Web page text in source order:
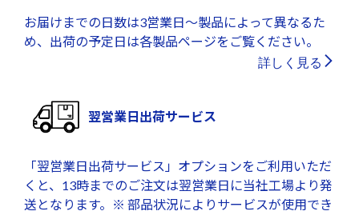
お届けまでの日数は3営業日～製品によって異なるた
め、出荷の予定日は各製品ページをご覧ください。
詳しく見る
翌営業日出荷サービス
「翌営業日出荷サービス」オプションをご利用いただ
くと、13時までのご注文は翌営業日に当社工場より発
送となります。※ 部品状況によりサービスが使用でき